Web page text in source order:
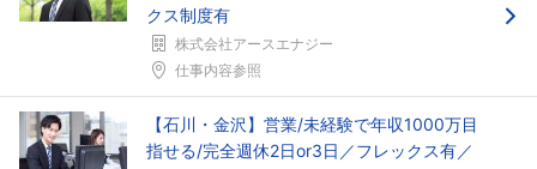
クス制度有
株式会社アースエナジー
仕事内容参照
【石川・金沢】営業/未経験で年収1000万目
指せる/完全週休2日or3日／フレックス有／